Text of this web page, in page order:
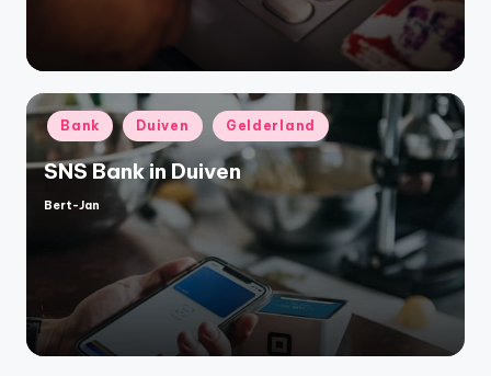
Geplaatst
in
Bank Duiven Gelderland
SNS Bank in Duiven
Geplaatst
Bert-Jan